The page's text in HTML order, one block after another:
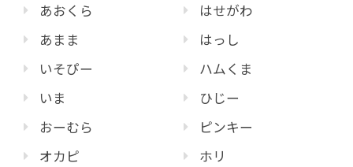
あおくら
あまま
いそぴー
いま
おーむら
オカピ
はせがわ
はっし
ハムくま
ひじー
ピンキー
ホリ